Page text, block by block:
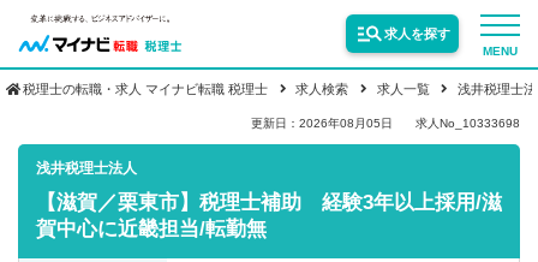
MENU
求人を探す
転職お役立ち情報
税理士の転職・求人 マイナビ転職 税理士 求人検索 求人一覧 浅井税理士
更新日：2026年08月05日 求人No_10333698
浅井税理士法人
【滋賀／栗東市】税理士補助 経験3年以上採用/滋
賀中心に近畿担当/転勤無